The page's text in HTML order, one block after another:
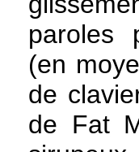
paroles
(en
de
de Fat